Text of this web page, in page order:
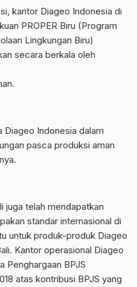
kantor Diageo Indonesia di
PROPER Biru (Program
Lingkungan Biru)
secara berkala oleh
Diageo Indonesia dalam
pasca produksi aman
juga telah mendapatkan
standar internasional di
untuk produk-produk Diageo
Kantor operasional Diageo
Penghargaan BPJS
atas kontribusi BPJS yang